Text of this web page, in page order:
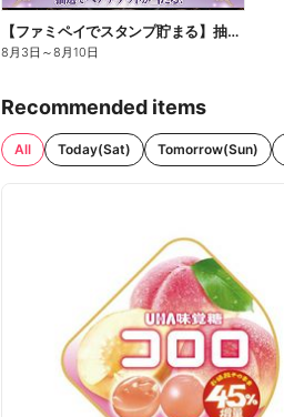
【ファミペイでスタンプ貯まる】抽選でペアチケットが当たる!
8月3日 ～8月10日
Recommended items
All Today(Sat) Tomorrow(Sun)